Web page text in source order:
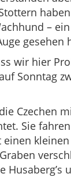
–
gesehen
wir hier
Sonntag
Czechen
Sie